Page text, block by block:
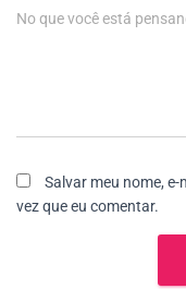
No que você está
Salvar meu nome,
vez que eu comentar.